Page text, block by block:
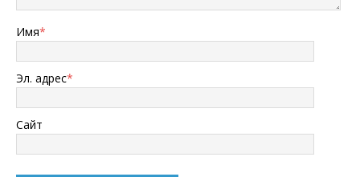
Имя*
Эл. адрес*
Сайт